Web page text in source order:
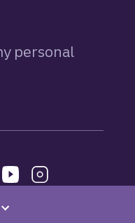
personal
reservados.